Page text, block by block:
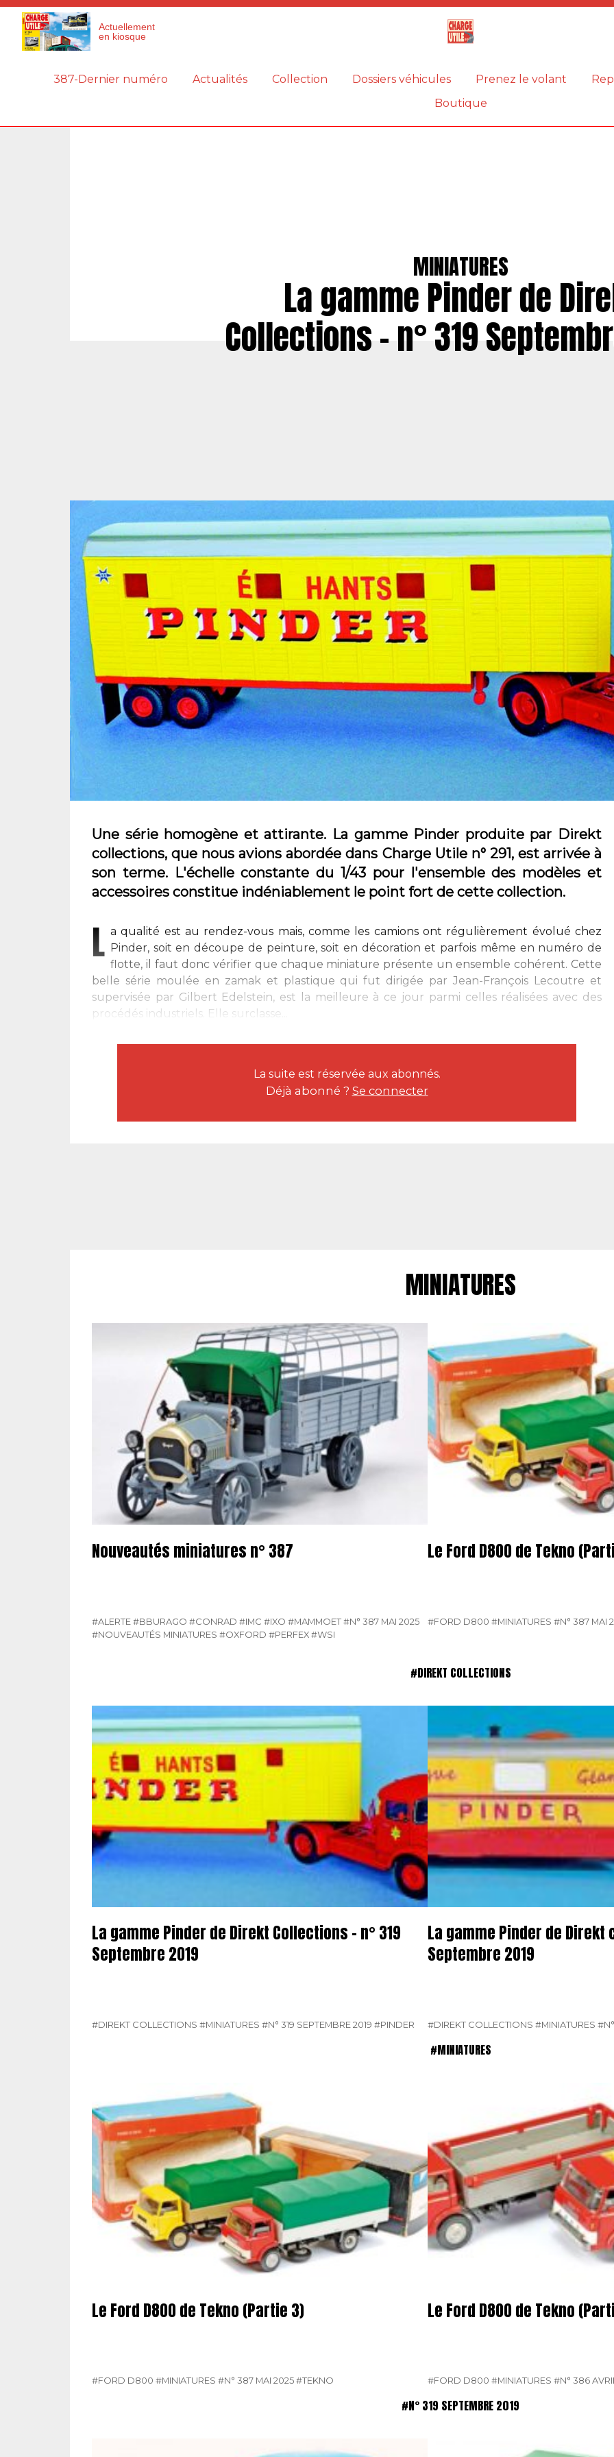
Actuellement
en kiosque
387-Dernier numéro Actualités Collection Dossiers véhicules Prenez le volant
Boutique
MINIATURES
La gamme Pinder de
Collections – n° 319
Une série homogène et attirante. La gamme Pinder produite par Direkt
collections, que nous avions abordée dans Charge Utile n° 291, est arrivée à
son terme. L'échelle constante du 1/43 pour l'ensemble des modèles et
accessoires constitue indéniablement le point fort de cette collection.
L a qualité est au rendez-vous mais, comme les camions ont régulièrement évolué chez
Pinder, soit en découpe de peinture, soit en décoration et parfois même en numéro de
flotte, il faut donc vérifier que chaque miniature présente un ensemble cohérent. Cette
belle série moulée en zamak et plastique qui fut dirigée par Jean-François Lecoutre et
supervisée par Gilbert Edelstein, est la meilleure à ce jour parmi celles réalisées avec des
procédés industriels. Elle surclasse...
La suite est réservée aux abonnés.
Déjà abonné ? Se connecter
MINIATURES
Nouveautés miniatures n° 387
#ALERTE#BBURAGO #CONRAD #IMC #IXO #MAMMOET#N° 387 MAI 2025
#NOUVEAUTÉS MINIATURES #OXFORD #PERFEX#WSI
Le Ford D800 de Tekno
#FORD D800 #MINIATURES #N° 387 MAI
#DIREKT COLLECTIONS
La gamme Pinder de Direkt Collections – n° 319
Septembre 2019
#DIREKT COLLECTIONS #MINIATURES #N° 319 SEPTEMBRE 2019 #PINDER
La gamme Pinder de Direkt
Septembre 2019
#DIREKT COLLECTIONS #MINIATURES
#MINIATURES
Le Ford D800 de Tekno (Partie 3)
#FORD D800 #MINIATURES #N° 387 MAI 2025#TEKNO
Le Ford D800 de Tekno
#FORD D800 #MINIATURES #N° 386
#N° 319 SEPTEMBRE 2019
Panneau de gestion des cookies